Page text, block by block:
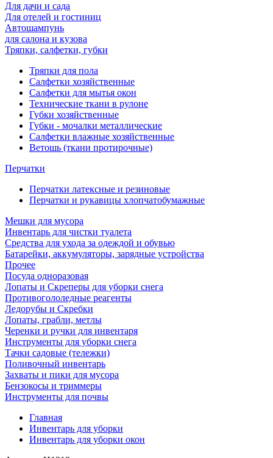
Для дачи и сада
Для отелей и гостиниц
Автошампунь
для салона и кузова
Тряпки, салфетки, губки
Тряпки для пола
Салфетки хозяйственные
Салфетки для мытья окон
Технические ткани в рулоне
Губки хозяйственные
Губки - мочалки металлические
Салфетки влажные хозяйственные
Ветошь (ткани протирочные)
Перчатки
Перчатки латексные и резиновые
Перчатки и рукавицы хлопчатобумажные
Мешки для мусора
Инвентарь для чистки туалета
Средства для ухода за одеждой и обувью
Батарейки, аккумуляторы, зарядные устройства
Прочее
Посуда одноразовая
Лопаты и Скреперы для уборки снега
Противогололедные реагенты
Ледорубы и Скребки
Лопаты, грабли, метлы
Черенки и ручки для инвентаря
Инструменты для уборки снега
Тачки садовые (тележки)
Поливочный инвентарь
Захваты и пики для мусора
Бензокосы и триммеры
Инструменты для почвы
Главная
Инвентарь для уборки
Инвентарь для уборки окон